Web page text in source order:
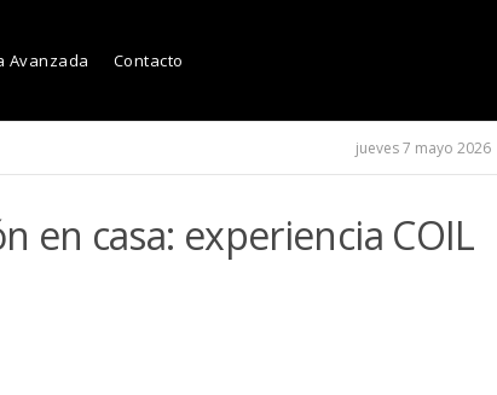
Avanzada Contacto
jueves 7 mayo 2026
en casa: experiencia COIL